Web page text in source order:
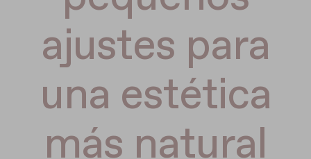
ajustes para
una estética
más natural